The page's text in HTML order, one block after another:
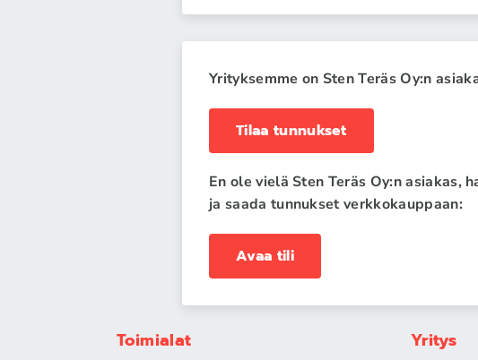
Yrityksemme on Sten Teräs Oy:n
Tilaa tunnukset
En ole vielä Sten Teräs Oy:n asiakas,
ja saada tunnukset verkkokauppaan:
Avaa tili
Toimialat Yritys